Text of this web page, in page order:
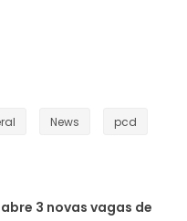
News pcd
3 novas vagas de